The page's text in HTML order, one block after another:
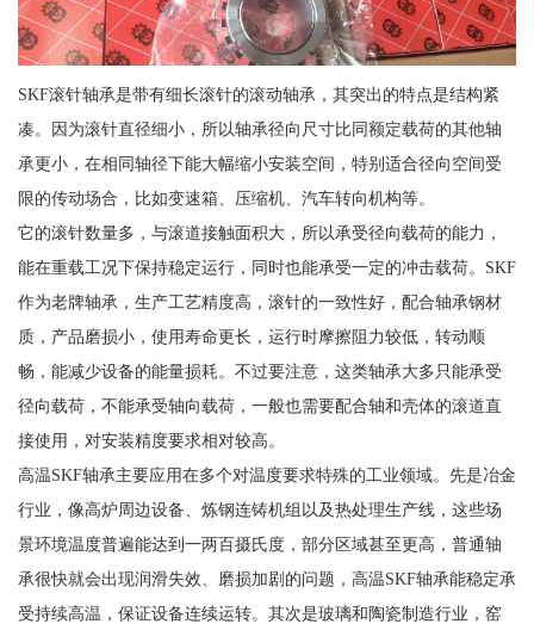
SKF滚针轴承是带有细长滚针的滚动轴承，其突出的特点是结构紧
凑。因为滚针直径细小，所以轴承径向尺寸比同额定载荷的其他轴
承更小，在相同轴径下能大幅缩小安装空间，特别适合径向空间受
限的传动场合，比如变速箱、压缩机、汽车转向机构等。
它的滚针数量多，与滚道接触面积大，所以承受径向载荷的能力，
能在重载工况下保持稳定运行，同时也能承受一定的冲击载荷。SKF
作为老牌轴承，生产工艺精度高，滚针的一致性好，配合轴承钢材
质，产品磨损小，使用寿命更长，运行时摩擦阻力较低，转动顺
畅，能减少设备的能量损耗。不过要注意，这类轴承大多只能承受
径向载荷，不能承受轴向载荷，一般也需要配合轴和壳体的滚道直
接使用，对安装精度要求相对较高。
高温SKF轴承主要应用在多个对温度要求特殊的工业领域。先是冶金
行业，像高炉周边设备、炼钢连铸机组以及热处理生产线，这些场
景环境温度普遍能达到一两百摄氏度，部分区域甚至更高，普通轴
承很快就会出现润滑失效、磨损加剧的问题，高温SKF轴承能稳定承
受持续高温，保证设备连续运转。其次是玻璃和陶瓷制造行业，窑